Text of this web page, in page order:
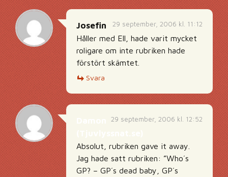
29 september, 2006 kl. 11:12
Josefin
Håller med Ell, hade varit mycket
roligare om inte rubriken hade
förstört skämtet.
Svara
29 september, 2006 kl. 12:52
Absolut, rubriken gave it away.
Jag hade satt rubriken: ”Who´s
GP? – GP´s dead baby, GP´s